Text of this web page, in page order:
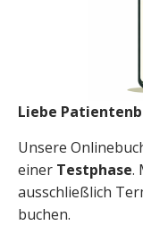
Liebe
Unsere
einer Testphase.
ausschließlich
buchen.